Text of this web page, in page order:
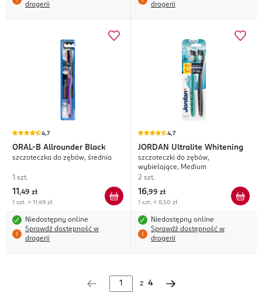
drogerii
drogerii
4,7
ORAL-B Allrounder Black
szczoteczka do zębów, średnia
1 szt.
11 ,49 zł
1 szt. = 11,49 zł
Niedostępny online
Sprawdź dostępność w
drogerii
4,7
JORDAN Ultralite Whitening
szczoteczki do zębów,
wybielające, Medium
2 szt.
16,99 zł
1 szt. = 8,50 zł
Niedostępny online
Sprawdź dostępność w
drogerii
z 4